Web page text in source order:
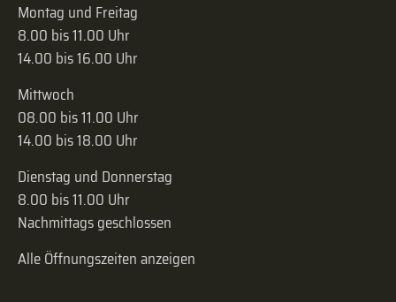
Montag und Freitag
8.00 bis 11.00 Uhr
14.00 bis 16.00 Uhr
Mittwoch
08.00 bis 11.00 Uhr
14.00 bis 18.00 Uhr
Dienstag und Donnerstag
8.00 bis 11.00 Uhr
Nachmittags geschlossen
Alle Öffnungszeiten anzeigen